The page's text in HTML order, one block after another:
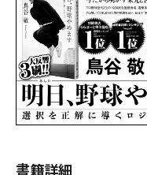
書籍詳細